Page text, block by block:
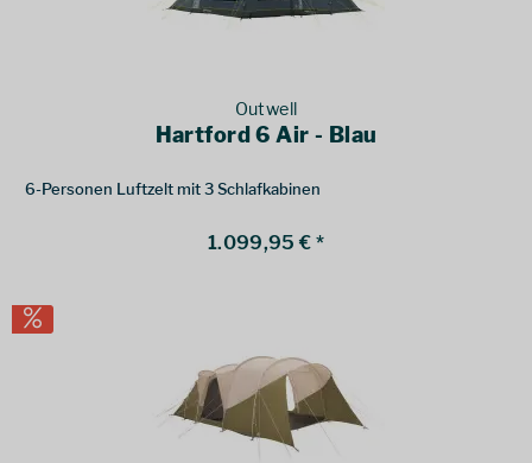
Outwell
Hartford 6 Air - Blau
6-Personen Luftzelt mit 3 Schlafkabinen
1.099,95 € *